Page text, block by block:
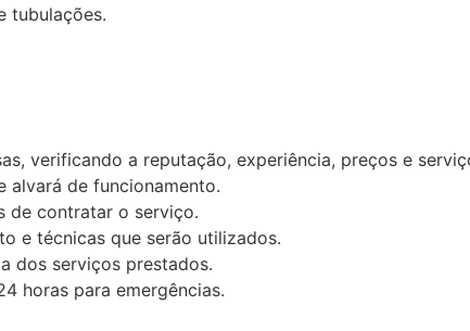
tubulações.
verificando a reputação, experiência, preços e
alvará de funcionamento.
de contratar o serviço.
e técnicas que serão utilizados.
dos serviços prestados.
horas para emergências.